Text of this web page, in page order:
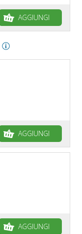
AGGIUNGI
AGGIUNGI
AGGIUNGI